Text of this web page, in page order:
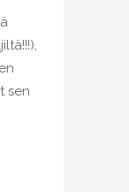
sen